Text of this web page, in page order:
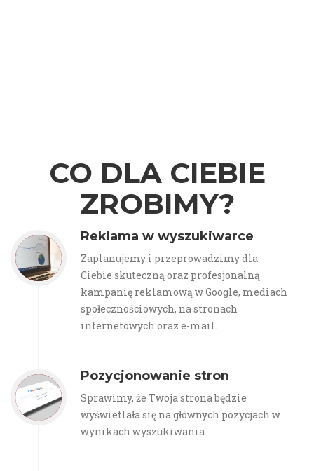
CO DLA CIEBIE
ZROBIMY?
Reklama w wyszukiwarce
Zaplanujemy i przeprowadzimy dla
Ciebie skuteczną oraz profesjonalną
kampanię reklamową w Google, mediach
społecznościowych, na stronach
internetowych oraz e-mail.
Pozycjonowanie stron
Sprawimy, że Twoja strona będzie
wyświetlała się na głównych pozycjach w
wynikach wyszukiwania.